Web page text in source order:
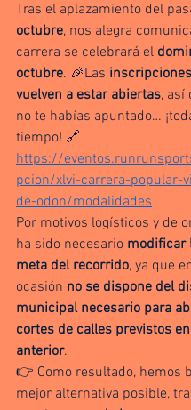
Tras el aplazamiento del
octubre, nos alegra
carrera se celebrará el
octubre. 🎉Las
vuelven a estar abiertas, así
no te habías apuntado…
tiempo! 🔗
https://
pcion/xlvi-carrera-popular-
de-odon/modalidades
Por motivos logísticos y de
ha sido necesario modificar
meta del recorrido, ya que
ocasión no se dispone del
municipal necesario para
cortes de calles previstos
anterior.
👉 Como resultado, hemos
mejor alternativa posible,